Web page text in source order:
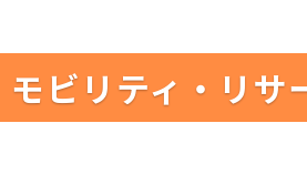
ビリティ・リサ